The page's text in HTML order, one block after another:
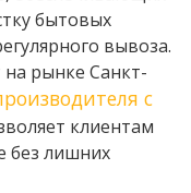
бытовых
вывоза.
на рынке Санкт-
с
клиентам
без лишних